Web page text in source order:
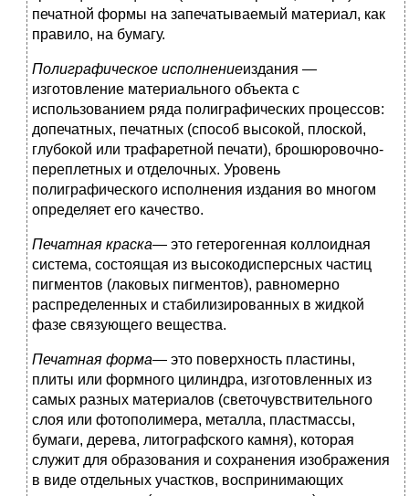
печатной формы на запечатываемый материал, как
правило, на бумагу.
Полиграфическое исполнениеиздания —
изготовление материального объекта с
использованием ряда полиграфических процессов:
допечатных, печатных (способ высокой, плоской,
глубокой или трафаретной печати), брошюровочно-
переплетных и отделочных. Уровень
полиграфического исполнения издания во многом
определяет его качество.
Печатная краска— это гетерогенная коллоидная
система, состоящая из высокодисперсных частиц
пигментов (лаковых пигментов), равномерно
распределенных и стабилизированных в жидкой
фазе связующего вещества.
Печатная форма— это поверхность пластины,
плиты или формного цилиндра, изготовленных из
самых разных материалов (светочувствительного
слоя или фотополимера, металла, пластмассы,
бумаги, дерева, литографского камня), которая
служит для образования и сохранения изображения
в виде отдельных участков, воспринимающих